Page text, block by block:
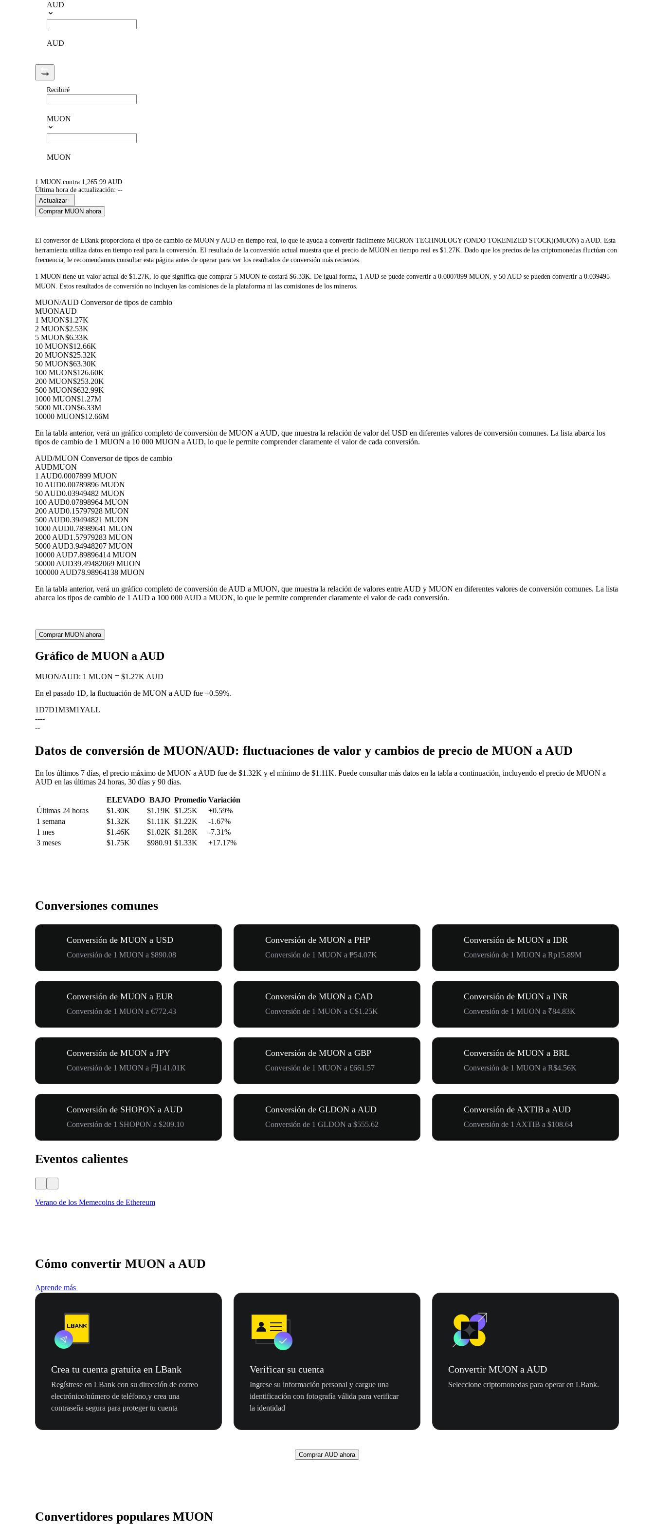
AUD
AUD
Recibiré
MUON
MUON
1 MUON contra 1,265.99 AUD
Última hora de actualización: --
Actualizar
Comprar MUON ahora
El conversor de LBank proporciona el tipo de cambio de MUON y AUD en tiempo real, lo que le ayuda a convertir fácilmente MICRON TECHNOLOGY (ONDO TOKENIZED STOCK)(MUON) a AUD. Esta
herramienta utiliza datos en tiempo real para la conversión. El resultado de la conversión actual muestra que el precio de MUON en tiempo real es $1.27K. Dado que los precios de las criptomonedas fluctúan con
frecuencia, le recomendamos consultar esta página antes de operar para ver los resultados de conversión más recientes.
1 MUON tiene un valor actual de $1.27K, lo que significa que comprar 5 MUON te costará $6.33K. De igual forma, 1 AUD se puede convertir a 0.0007899 MUON, y 50 AUD se pueden convertir a 0.039495
MUON. Estos resultados de conversión no incluyen las comisiones de la plataforma ni las comisiones de los mineros.
MUON/AUD Conversor de tipos de cambio
MUONAUD
1 MUON$1.27K
2 MUON$2.53K
5 MUON$6.33K
10 MUON$12.66K
20 MUON$25.32K
50 MUON$63.30K
100 MUON$126.60K
200 MUON$253.20K
500 MUON$632.99K
1000 MUON$1.27M
5000 MUON$6.33M
10000 MUON$12.66M
En la tabla anterior, verá un gráfico completo de conversión de MUON a AUD, que muestra la relación de valor del USD en diferentes valores de conversión comunes. La lista abarca los
tipos de cambio de 1 MUON a 10 000 MUON a AUD, lo que le permite comprender claramente el valor de cada conversión.
AUD/MUON Conversor de tipos de cambio
AUDMUON
1 AUD0.0007899 MUON
10 AUD0.00789896 MUON
50 AUD0.03949482 MUON
100 AUD0.07898964 MUON
200 AUD0.15797928 MUON
500 AUD0.39494821 MUON
1000 AUD0.78989641 MUON
2000 AUD1.57979283 MUON
5000 AUD3.94948207 MUON
10000 AUD7.89896414 MUON
50000 AUD39.49482069 MUON
100000 AUD78.98964138 MUON
En la tabla anterior, verá un gráfico completo de conversión de AUD a MUON, que muestra la relación de valores entre AUD y MUON en diferentes valores de conversión comunes. La lista
abarca los tipos de cambio de 1 AUD a 100 000 AUD a MUON, lo que le permite comprender claramente el valor de cada conversión.
Comprar MUON ahora
Gráfico de MUON a AUD
MUON/AUD: 1 MUON = $1.27K AUD
En el pasado 1D, la fluctuación de MUON a AUD fue +0.59%.
1D7D1M3M1YALL
----
--
Datos de conversión de MUON/AUD: fluctuaciones de valor y cambios de precio de MUON a AUD
En los últimos 7 días, el precio máximo de MUON a AUD fue de $1.32K y el mínimo de $1.11K. Puede consultar más datos en la tabla a continuación, incluyendo el precio de MUON a
AUD en las últimas 24 horas, 30 días y 90 días.
ELEVADO BAJO Promedio Variación
Últimas 24 horas
$1.30K $1.19K $1.25K
+0.59%
1 semana
$1.32K $1.11K $1.22K
-1.67%
1 mes
$1.46K $1.02K $1.28K
-7.31%
3 meses
$1.75K $980.91 $1.33K +17.17%
Conversiones comunes
Conversión de MUON a USD
Conversión de 1 MUON a $890.08
Conversión de MUON a PHP
Conversión de 1 MUON a ₱54.07K
Conversión de MUON a IDR
Conversión de 1 MUON a Rp15.89M
Conversión de MUON a EUR
Conversión de 1 MUON a €772.43
Conversión de MUON a CAD
Conversión de 1 MUON a C$1.25K
Conversión de MUON a INR
Conversión de 1 MUON a ₹84.83K
Conversión de MUON a JPY
Conversión de 1 MUON a 円141.01K
Conversión de MUON a GBP
Conversión de 1 MUON a £661.57
Conversión de MUON a BRL
Conversión de 1 MUON a R$4.56K
Conversión de SHOPON a AUD
Conversión de 1 SHOPON a $209.10
Conversión de GLDON a AUD
Conversión de 1 GLDON a $555.62
Conversión de AXTIB a AUD
Conversión de 1 AXTIB a $108.64
Eventos calientes
Verano de los Memecoins de Ethereum
Cómo convertir MUON a AUD
Aprende más
Crea tu cuenta gratuita en LBank
Regístrese en LBank con su dirección de correo
electrónico/número de teléfono,y crea una
contraseña segura para proteger tu cuenta
Verificar su cuenta
Ingrese su información personal y cargue una
identificación con fotografía válida para verificar
la identidad
Convertir MUON a AUD
Seleccione criptomonedas para operar en LBank.
Comprar AUD ahora
Convertidores populares MUON